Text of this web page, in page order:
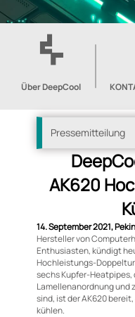
Über DeepCool
Pressemitteilung
AK620
14. September 2021,
Hersteller von
Enthusiasten, kündigt
Hochleistungs-
sechs Kupfer-
Lamellenanordnung und
sind, ist der AK620
kühlen.